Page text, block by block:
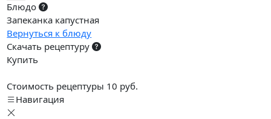
Блюдо
Запеканка капустная
Вернуться к блюду
Скачать рецептуру
Купить
Стоимость рецептуры 10 руб.
Навигация